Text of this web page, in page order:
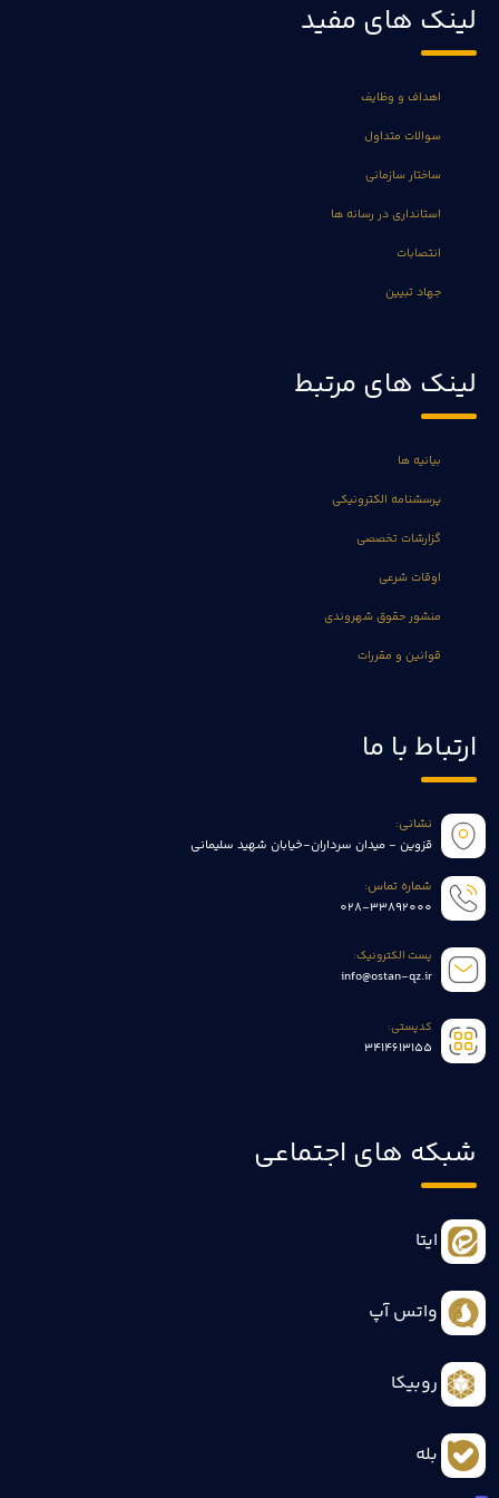
لینک های مفید
اهداف و وظایف
سوالات متداول
ساختار سازمانی
استانداری در رسانه ها
انتصابات
جهاد تبیین
لینک های مرتبط
بیانیه ها
پرسشنامه الکترونیکی
گزارشات تخصصی
اوقات شرعی
منشور حقوق شهروندی
قوانین و مقررات
ارتباط با ما
نشانی:
قزوین - میدان سرداران-خیابان شهید سلیمانی
شماره تماس:
028-33892000
پست الکترونیک:
info@ostan-qz.ir
کدپستی:
3414613155
شبکه های اجتماعی
ایتا
واتس آپ
روبیکا
بله